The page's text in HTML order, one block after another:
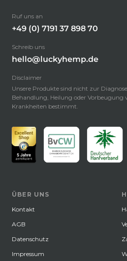
Ruf uns an
+49 (0) 7191 37 898 70
Schreib uns
hello@luckyhemp.de
Disclaimer
Unsere Produkte sind nicht zur
Behandlung, Heilung oder Vorbeugung
Krankheiten bestimmt.
ÜBER UNS
Kontakt
AGB
Datenschutz
Impressum